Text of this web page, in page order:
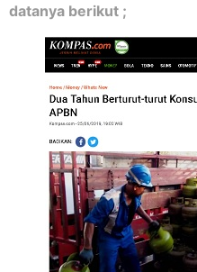
datanya berikut ;